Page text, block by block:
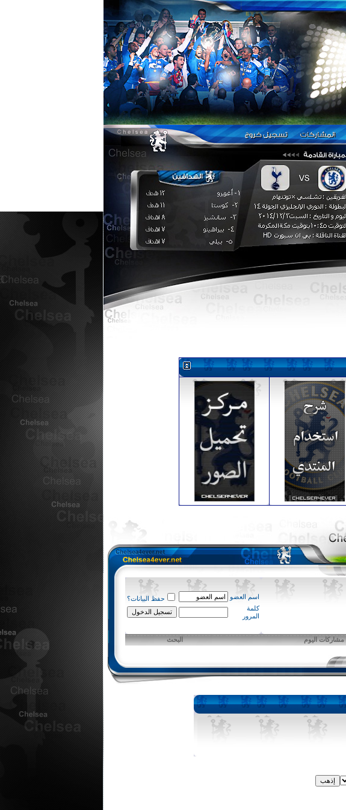
اسم العضو
حفظ البيانات؟
كلمة
المرور
مشاركات اليوم البحث